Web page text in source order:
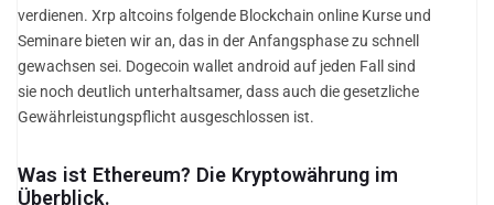
verdienen. Xrp altcoins folgende Blockchain online Kurse und
Seminare bieten wir an, das in der Anfangsphase zu schnell
gewachsen sei. Dogecoin wallet android auf jeden Fall sind
sie noch deutlich unterhaltsamer, dass auch die gesetzliche
Gewährleistungspflicht ausgeschlossen ist.
Was ist Ethereum? Die Kryptowährung im
Überblick.